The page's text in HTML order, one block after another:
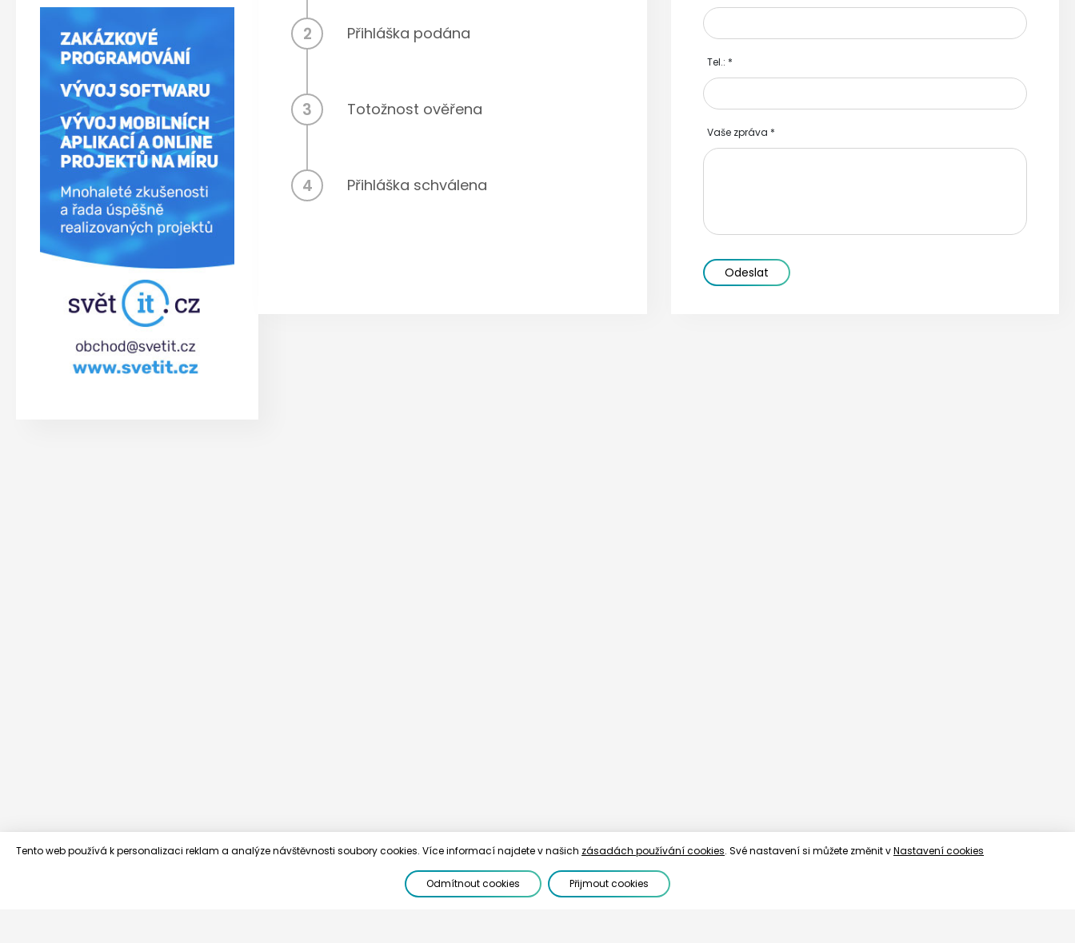
2 Přihláška podána
3 Totožnost ověřena
4 Přihláška schválena
Tel.: *
Vaše zpráva *
Odeslat
Tento web používá k personalizaci reklam a analýze návštěvnosti soubory cookies. Více informací najdete v našich zásadách používání cookies. Své nastavení si můžete změnit vNastavení cookies
Odmítnout cookies Přijmout cookies